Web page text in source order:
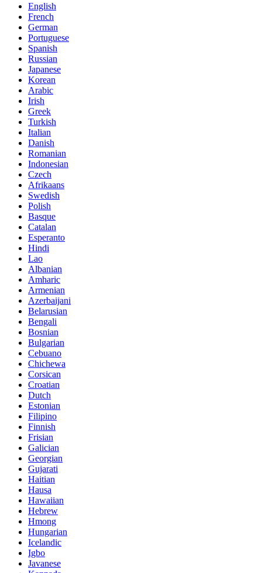
English
French
German
Portuguese
Spanish
Russian
Japanese
Korean
Arabic
Irish
Greek
Turkish
Italian
Danish
Romanian
Indonesian
Czech
Afrikaans
Swedish
Polish
Basque
Catalan
Esperanto
Hindi
Lao
Albanian
Amharic
Armenian
Azerbaijani
Belarusian
Bengali
Bosnian
Bulgarian
Cebuano
Chichewa
Corsican
Croatian
Dutch
Estonian
Filipino
Finnish
Frisian
Galician
Georgian
Gujarati
Haitian
Hausa
Hawaiian
Hebrew
Hmong
Hungarian
Icelandic
Igbo
Javanese